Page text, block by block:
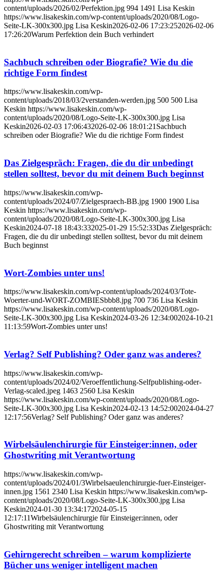
content/uploads/2026/02/Perfektion.jpg 994 1491 Lisa Keskin
https://www.lisakeskin.com/wp-content/uploads/2020/08/Logo-
Seite-LK-300x300.jpg Lisa Keskin2026-02-06 17:23:252026-02-06
17:26:20Warum Perfektion dein Buch verhindert
Sachbuch schreiben oder Biografie? Wie du die
richtige Form findest
https://www.lisakeskin.com/wp-
content/uploads/2018/03/2verstanden-werden.jpg 500 500 Lisa
Keskin https://www.lisakeskin.com/wp-
content/uploads/2020/08/Logo-Seite-LK-300x300.jpg Lisa
Keskin2026-02-03 17:06:432026-02-06 18:01:21Sachbuch
schreiben oder Biografie? Wie du die richtige Form findest
Das Zielgespräch: Fragen, die du dir unbedingt
stellen solltest, bevor du mit deinem Buch beginnst
https://www.lisakeskin.com/wp-
content/uploads/2024/07/Zielgespraech-BB.jpg 1900 1900 Lisa
Keskin https://www.lisakeskin.com/wp-
content/uploads/2020/08/Logo-Seite-LK-300x300.jpg Lisa
Keskin2024-07-18 18:43:332025-01-29 15:52:33Das Zielgespräch:
Fragen, die du dir unbedingt stellen solltest, bevor du mit deinem
Buch beginnst
Wort-Zombies unter uns!
https://www.lisakeskin.com/wp-content/uploads/2024/03/Tote-
Woerter-und-WORT-ZOMBIESbbb8.jpg 700 736 Lisa Keskin
https://www.lisakeskin.com/wp-content/uploads/2020/08/Logo-
Seite-LK-300x300.jpg Lisa Keskin2024-03-26 12:34:002024-10-21
11:13:59Wort-Zombies unter uns!
Verlag? Self Publishing? Oder ganz was anderes?
https://www.lisakeskin.com/wp-
content/uploads/2024/02/Veroeffentlichung-Selfpublishing-oder-
Verlag-scaled.jpeg 1463 2560 Lisa Keskin
https://www.lisakeskin.com/wp-content/uploads/2020/08/Logo-
Seite-LK-300x300.jpg Lisa Keskin2024-02-13 14:52:002024-04-27
12:17:56Verlag? Self Publishing? Oder ganz was anderes?
Wirbelsäulenchirurgie für Einsteiger:innen, oder
Ghostwriting mit Verantwortung
https://www.lisakeskin.com/wp-
content/uploads/2024/01/3Wirbelsaeulenchirurgie-fuer-Einsteiger-
innen.jpg 1561 2340 Lisa Keskin https://www.lisakeskin.com/wp-
content/uploads/2020/08/Logo-Seite-LK-300x300.jpg Lisa
Keskin2024-01-30 13:34:172024-05-15
12:17:11Wirbelsäulenchirurgie für Einsteiger:innen, oder
Ghostwriting mit Verantwortung
Gehirngerecht schreiben – warum komplizierte
Bücher uns weniger intelligent machen